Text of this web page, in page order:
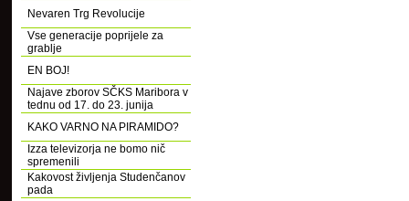
Nevaren Trg Revolucije
Vse generacije poprijele za
grablje
EN BOJ!
Najave zborov SČKS Maribora v
tednu od 17. do 23. junija
KAKO VARNO NA PIRAMIDO?
Izza televizorja ne bomo nič
spremenili
Kakovost življenja Studenčanov
pada